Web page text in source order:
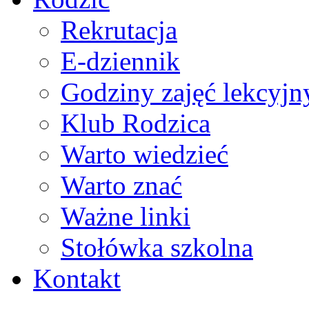
Rekrutacja
E-dziennik
Godziny zajęć
Klub Rodzica
Warto wiedzieć
Warto znać
Ważne linki
Stołówka szkolna
Kontakt